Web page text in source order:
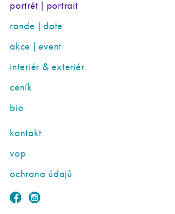
portrét | portrait
rande | date
akce | event
interiér & exteriér
ceník
bio
kontakt
vop
ochrana údajů